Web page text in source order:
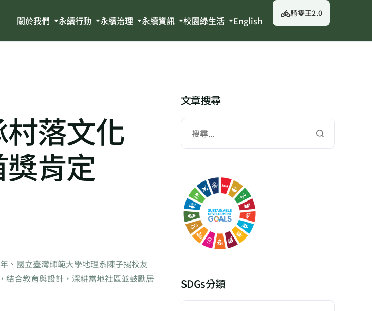
關於我們 永續行動 永續治理 永續資訊 校園綠生活 English
騎零王2.0
落文化
肯定
、國立臺灣師範大學地理系陳子揚校友
結合教育與設計，深耕當地社區並鼓勵居
文章搜尋
SDGs分類